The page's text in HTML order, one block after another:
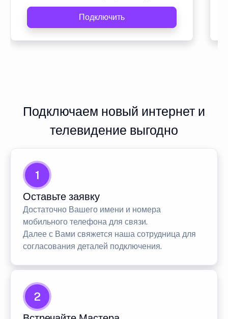
Подключить
Подключаем новый интернет и
телевидение выгодно
1
Оставьте заявку
Достаточно Вашего имени и номера
мобильного телефона для связи.
Далее с Вами свяжется наша сотрудница для
согласования деталей подключения.
2